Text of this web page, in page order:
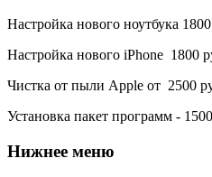
Настройка нового ноутбука
Настройка нового iPhone 1800
Чистка от пыли Apple от 2500
Установка пакет программ -
Нижнее меню